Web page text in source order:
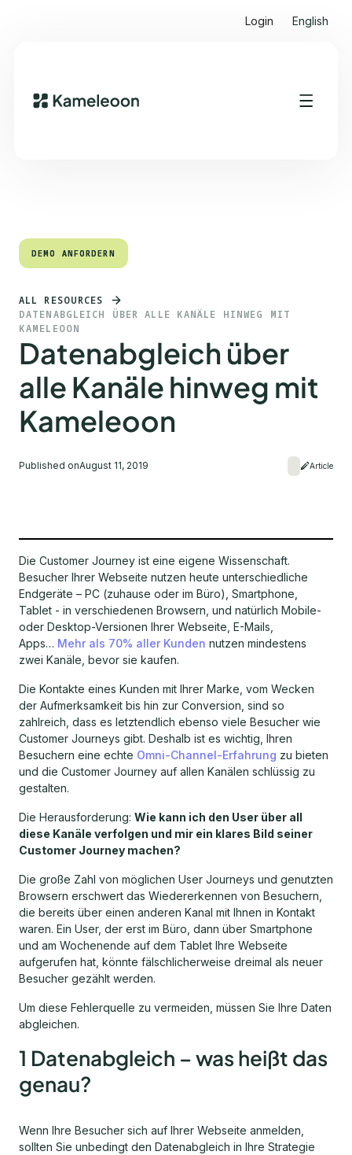
Login English
Quick Links
DEMO ANFORDERN
DEMO ANFORDERN
ALL RESOURCES
DATENABGLEICH ÜBER ALLE KANÄLE HINWEG MIT
KAMELEOON
Datenabgleich über
alle Kanäle hinweg mit
Kameleoon
Published onAugust 11, 2019 Article
Die Customer Journey ist eine eigene Wissenschaft.
Besucher Ihrer Webseite nutzen heute unterschiedliche
Endgeräte – PC (zuhause oder im Büro), Smartphone,
Tablet - in verschiedenen Browsern, und natürlich Mobile-
oder Desktop-Versionen Ihrer Webseite, E-Mails,
Apps… Mehr als 70% aller Kunden nutzen mindestens
zwei Kanäle, bevor sie kaufen.
Die Kontakte eines Kunden mit Ihrer Marke, vom Wecken
der Aufmerksamkeit bis hin zur Conversion, sind so
zahlreich, dass es letztendlich ebenso viele Besucher wie
Customer Journeys gibt. Deshalb ist es wichtig, Ihren
Besuchern eine echte Omni-Channel-Erfahrung zu bieten
und die Customer Journey auf allen Kanälen schlüssig zu
gestalten.
Die Herausforderung: Wie kann ich den User über all
diese Kanäle verfolgen und mir ein klares Bild seiner
Customer Journey machen?
Die große Zahl von möglichen User Journeys und genutzten
Browsern erschwert das Wiedererkennen von Besuchern,
die bereits über einen anderen Kanal mit Ihnen in Kontakt
waren. Ein User, der erst im Büro, dann über Smartphone
und am Wochenende auf dem Tablet Ihre Webseite
aufgerufen hat, könnte fälschlicherweise dreimal als neuer
Besucher gezählt werden.
Um diese Fehlerquelle zu vermeiden, müssen Sie Ihre Daten
abgleichen.
1 Datenabgleich – was heißt das
genau?
Wenn Ihre Besucher sich auf Ihrer Webseite anmelden,
sollten Sie unbedingt den Datenabgleich in Ihre Strategie